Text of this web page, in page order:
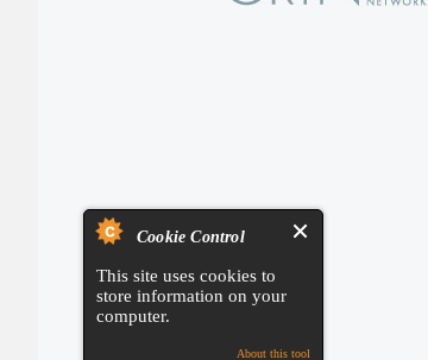
Cookie Control
This site uses cookies to
store information on your
computer.
About this tool